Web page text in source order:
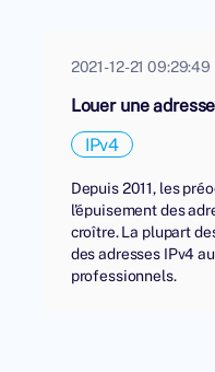
2021-12-21 09:29:49
Louer une
IPv4
Depuis 2011, les
l'épuisement des
croître. La plupart
des adresses IPv4
professionnels.